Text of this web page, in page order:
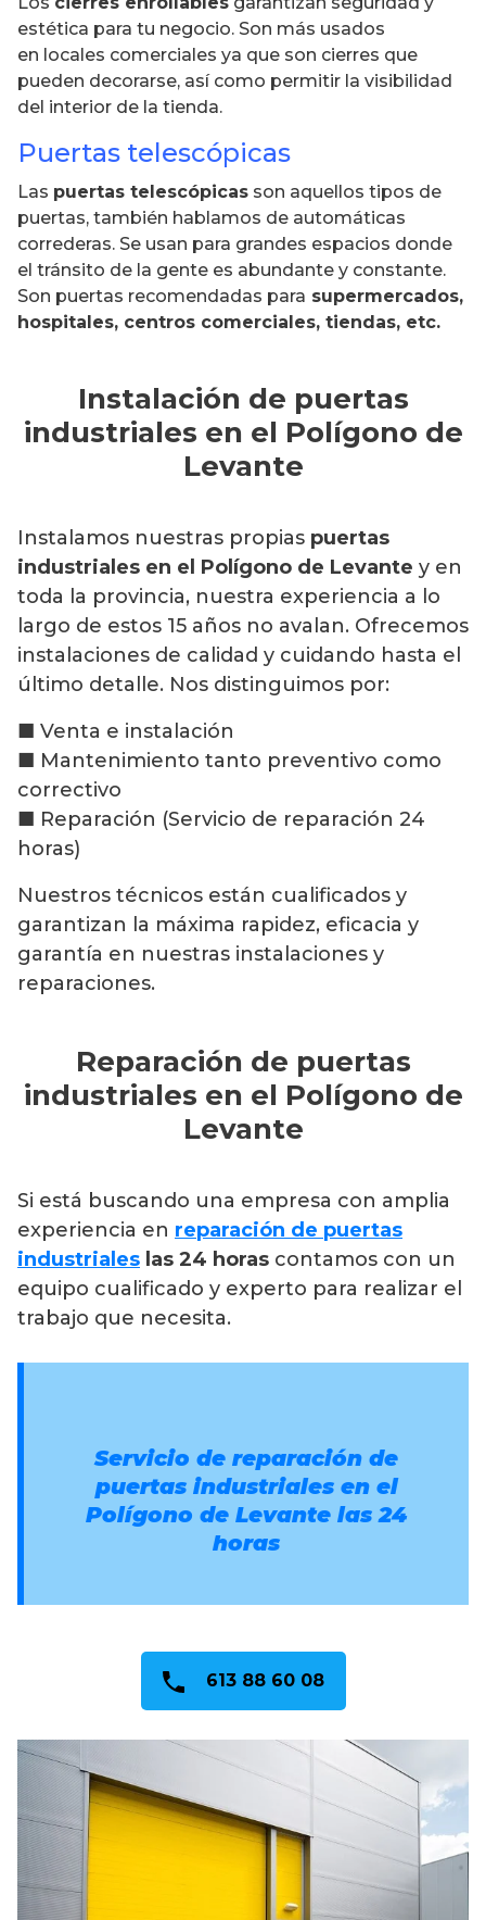
estética para tu negocio. Son más usados
en locales comerciales ya que son cierres que
pueden decorarse, así como permitir la visibilidad
del interior de la tienda.
Puertas telescópicas
Las puertas telescópicas son aquellos tipos de
puertas, también hablamos de automáticas
correderas. Se usan para grandes espacios donde
el tránsito de la gente es abundante y constante.
Son puertas recomendadas para supermercados,
hospitales, centros comerciales, tiendas, etc.
Instalación de puertas
industriales en el Polígono de
Levante
Instalamos nuestras propias puertas
industriales en el Polígono de Levante y en
toda la provincia, nuestra experiencia a lo
largo de estos 15 años no avalan. Ofrecemos
instalaciones de calidad y cuidando hasta el
último detalle. Nos distinguimos por:
■ Venta e instalación
■ Mantenimiento tanto preventivo como
correctivo
■ Reparación (Servicio de reparación 24
horas)
Nuestros técnicos están cualificados y
garantizan la máxima rapidez, eficacia y
garantía en nuestras instalaciones y
reparaciones.
Reparación de puertas
industriales en el Polígono de
Levante
Si está buscando una empresa con amplia
experiencia en reparación de puertas
industriales las 24 horas contamos con un
equipo cualificado y experto para realizar el
trabajo que necesita.
Servicio de reparación de
puertas industriales en el
Polígono de Levante las 24
horas
613 88 60 08